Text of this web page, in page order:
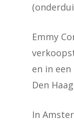
Emmy
en in
Den
In